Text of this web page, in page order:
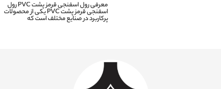
معرفی رول اسفنجی قرمز پشت PVC رول
اسفنجی قرمز پشت PVC یکی از محصولات
پرکاربرد در صنایع مختلف است که